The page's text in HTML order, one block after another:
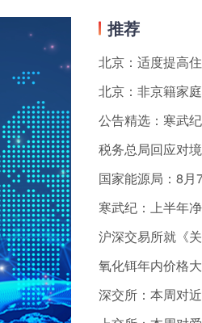
》授权下对《基金上市规则》
具体情形、终止上市流程、风险
价炒作。新规聚焦解决商品期
交易类强制退市经验...
推荐
北京：适度提高
北京：非京籍家
税务总局回应对
寒武纪：上半年
氧化铒年内价格